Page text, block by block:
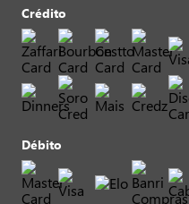
Crédito
Débito